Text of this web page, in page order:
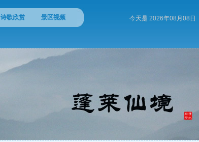
诗歌欣赏 景区视频 今天是 2026年08月08日